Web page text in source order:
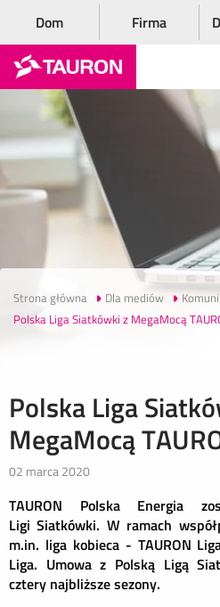
Dom Firma
Strona główna Dla mediów
Polska Liga Siatkówki z MegaMocą
Polska Liga
MegaMocą
02 marca 2020
TAURON Polska Energia
LigiSiatkówki. W ramach
m.in. liga kobieca - TAURON
Liga. Umowa z Polską Ligą
cztery najbliższe sezony.